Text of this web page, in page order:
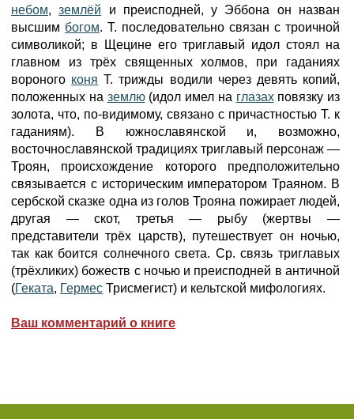
небом,землёй и преисподней, у Эббона он назван
высшим богом. Т. последовательно связан с троичной
символикой; в Щецине его триглавый идол стоял на
главном из трёх священных холмов, при гаданиях
вороного коня Т. трижды водили через девять копий,
положенных на землю(идол имел на глазахповязку из
золота, что, по-видимому, связано с причастностью Т. к
гаданиям). В южнославянской и, возможно,
восточнославянской традициях триглавый персонаж —
Троян, происхождение которого предположительно
связывается с историческим императором Траяном. В
сербской сказке одна из голов Трояна пожирает людей,
другая — скот, третья — рыбу (жертвы —
представители трёх царств), путешествует он ночью,
так как боится солнечного света. Ср. связь триглавых
(трёхликих) божеств с ночью и преисподней в античной
(Геката, Гермес Трисмегист) и кельтской мифологиях.
Ваш комментарий о книге